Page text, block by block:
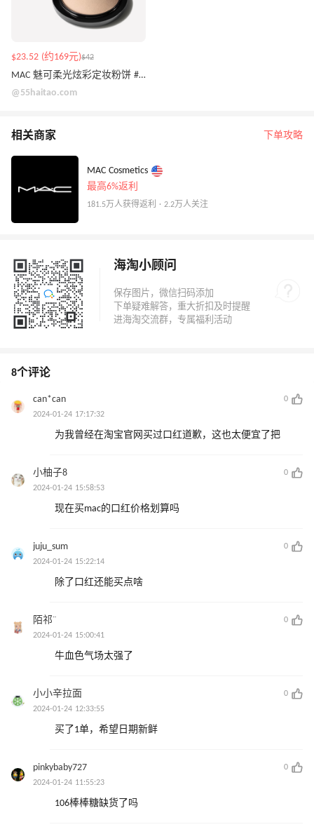
$23.52 (约169元)$42
MAC 魅可柔光炫彩定妆粉饼 #LIGHT
@55haitao.com
相关商家 下单攻略
MAC Cosmetics
最高6%返利
181.5万人获得返利 · 2.2万人关注
海淘小顾问
8个评论
can*can
0
2024-01-24 17:17:32
为我曾经在淘宝官网买过口红道歉，这也太便宜了把
小柚子8
0
2024-01-24 15:58:53
现在买mac的口红价格划算吗
juju_sum
0
2024-01-24 15:22:14
除了口红还能买点啥
陌祁¨
0
2024-01-24 15:00:41
牛血色气场太强了
小小辛拉面
0
2024-01-24 12:33:55
买了1单，希望日期新鲜
pinkybaby727
0
2024-01-24 11:55:23
106棒棒糖缺货了吗